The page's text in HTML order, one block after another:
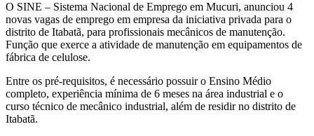
O SINE – Sistema Nacional de Emprego em Mucuri, anunciou 4
novas vagas de emprego em empresa da iniciativa privada para o
distrito de Itabatã, para profissionais mecânicos de manutenção.
Função que exerce a atividade de manutenção em equipamentos de
fábrica de celulose.
Entre os pré-requisitos, é necessário possuir o Ensino Médio
completo, experiência mínima de 6 meses na área industrial e o
curso técnico de mecânico industrial, além de residir no distrito de
Itabatã.